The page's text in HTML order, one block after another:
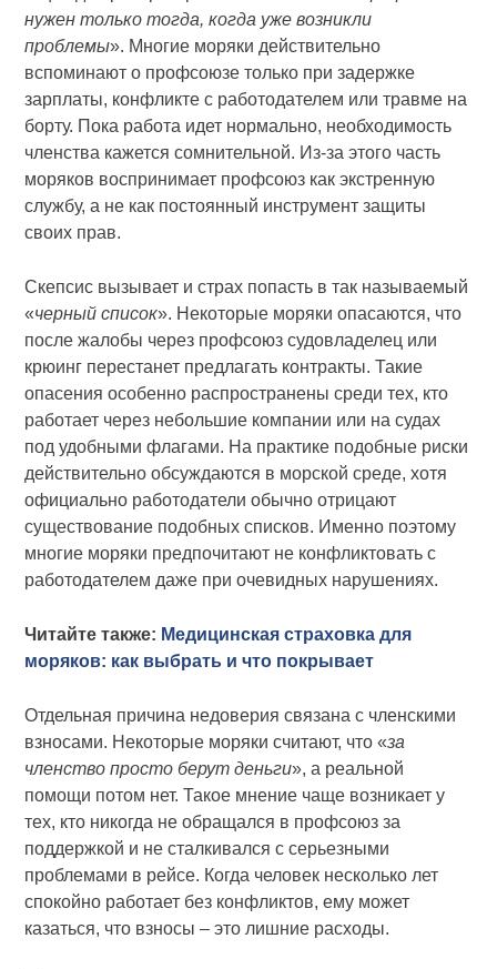
нужен только тогда, когда уже возникли
проблемы». Многие моряки действительно
вспоминают о профсоюзе только при задержке
зарплаты, конфликте с работодателем или травме на
борту. Пока работа идет нормально, необходимость
членства кажется сомнительной. Из-за этого часть
моряков воспринимает профсоюз как экстренную
службу, а не как постоянный инструмент защиты
своих прав.
Скепсис вызывает и страх попасть в так называемый
«черный список». Некоторые моряки опасаются, что
после жалобы через профсоюз судовладелец или
крюинг перестанет предлагать контракты. Такие
опасения особенно распространены среди тех, кто
работает через небольшие компании или на судах
под удобными флагами. На практике подобные риски
действительно обсуждаются в морской среде, хотя
официально работодатели обычно отрицают
существование подобных списков. Именно поэтому
многие моряки предпочитают не конфликтовать с
работодателем даже при очевидных нарушениях.
Читайте также: Медицинская страховка для
моряков: как выбрать и что покрывает
Отдельная причина недоверия связана с членскими
взносами. Некоторые моряки считают, что «за
членство просто берут деньги», а реальной
помощи потом нет. Такое мнение чаще возникает у
тех, кто никогда не обращался в профсоюз за
поддержкой и не сталкивался с серьезными
проблемами в рейсе. Когда человек несколько лет
спокойно работает без конфликтов, ему может
казаться, что взносы – это лишние расходы.